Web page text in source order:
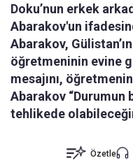
Doku’nun erkek
Abarakov'un
Abarakov,
öğretmeninin evine
mesajını,
Abarakov “Durumun
tehlikede
Özetle